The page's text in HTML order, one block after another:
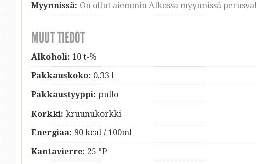
Myynnissä: On ollut aiemmin Alkossa myynnissä
MUUT TIEDOT
Alkoholi: 10 t-%
Pakkauskoko: 0.33 l
Pakkaustyyppi: pullo
Korkki: kruunukorkki
Energiaa: 90 kcal / 100ml
Kantavierre: 25 °P